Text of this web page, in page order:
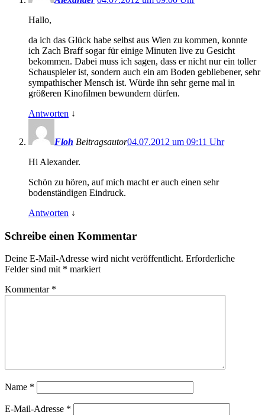
Hallo,
da ich das Glück habe selbst aus Wien zu kommen, konnte
ich Zach Braff sogar für einige Minuten live zu Gesicht
bekommen. Dabei muss ich sagen, dass er nicht nur ein toller
Schauspieler ist, sondern auch ein am Boden gebliebener, sehr
sympathischer Mensch ist. Würde ihn sehr gerne mal in
größeren Kinofilmen bewundern dürfen.
Antworten ↓
Floh Beitragsautor04.07.2012 um 09:11 Uhr
Hi Alexander.
Schön zu hören, auf mich macht er auch einen sehr
bodenständigen Eindruck.
Antworten ↓
Schreibe einen Kommentar
Deine E-Mail-Adresse wird nicht veröffentlicht. Erforderliche
Felder sind mit * markiert
Kommentar *
Name *
E-Mail-Adresse *